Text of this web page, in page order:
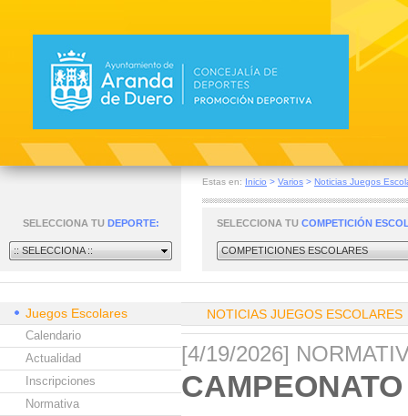
Estas en: Inicio > Varios > Noticias Juegos
SELECCIONA TU DEPORTE:
:: SELECCIONA ::
SELECCIONA TU COMPETICIÓN
COMPETICIONES ESCOLARES
Juegos Escolares
Calendario
Actualidad
Inscripciones
Normativa
NOTICIAS JUEGOS ESCOLARES
[4/19/2026]